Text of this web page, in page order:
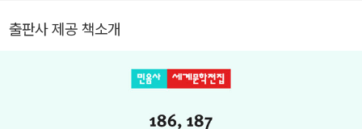
간』(1994)으로 다시 한번 커다란 반향을 불러일으켰다. 1999년 심
었다. 《코리아 타임스》 사회부, 《주간 여성》 기자를 거쳐 한국브리태
로 복귀하면서 번역 활동을 시작했다. 가브리엘 가르시아 마르케스의
출판사 제공 책소개